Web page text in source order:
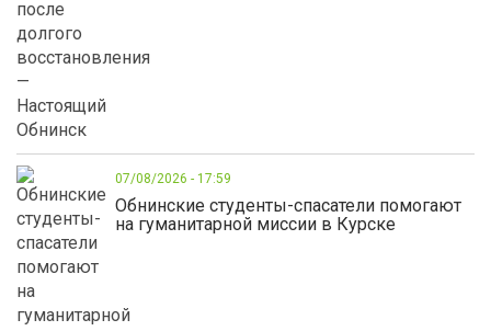
07/08/2026 - 17:59
Обнинские студенты-спасатели помогают
на гуманитарной миссии в Курске